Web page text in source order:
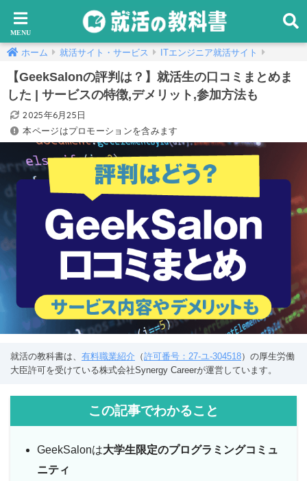
ホーム 就活サイト・サービス ITエンジニア就活サイト
【GeekSalonの評判は？】就活生の口コミまとめま
した | サービスの特徴,デメリット,参加方法も
2025年6月25日
本ページはプロモーションを含みます
就活の教科書は、 有料職業紹介 （許可番号：27-ユ-304518）の厚生労働
大臣許可を受けている株式会社Synergy Careerが運営しています。
この記事でわかること
GeekSalonは大学生限定のプログラミングコミュ
ニティ